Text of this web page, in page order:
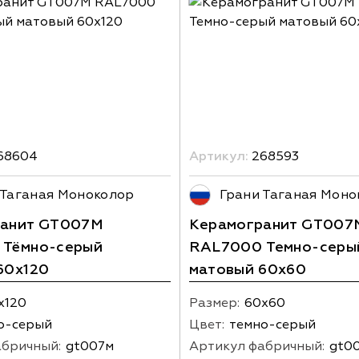
Моноколор
GT007M
серый
серый
gt007м
Артикул: 268593
Грани Таганая
Керамогранит
RAL7000 Темно-
матовый 60х60
Размер: 60х60
Цвет: темно-серый
Артикул фабричный: